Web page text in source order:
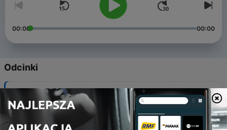
00:00 00:00
Odcinki
- #52 To koniec.
09 lip 2025
51 - #51 Co dalej?